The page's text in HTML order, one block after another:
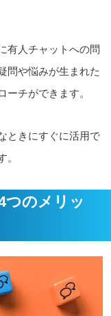
有人チャットへの問
問や悩みが生まれた
ーチができます。
ときにすぐに活用で
。
つのメリッ